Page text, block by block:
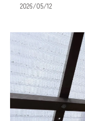
2026/05/12